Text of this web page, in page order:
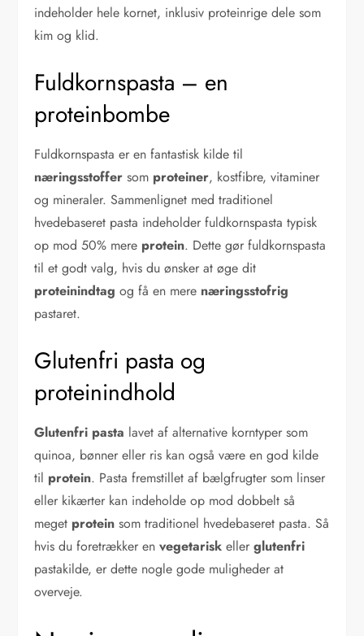
indeholder hele kornet, inklusiv proteinrige dele som
kim og klid.
Fuldkornspasta – en
proteinbombe
Fuldkornspasta er en fantastisk kilde til
næringsstoffer som proteiner, kostfibre, vitaminer
og mineraler. Sammenlignet med traditionel
hvedebaseret pasta indeholder fuldkornspasta typisk
op mod 50% mere protein. Dette gør fuldkornspasta
til et godt valg, hvis du ønsker at øge dit
proteinindtag og få en mere næringsstofrig
pastaret.
Glutenfri pasta og
proteinindhold
Glutenfri pasta lavet af alternative korntyper som
quinoa, bønner eller ris kan også være en god kilde
til protein. Pasta fremstillet af bælgfrugter som linser
eller kikærter kan indeholde op mod dobbelt så
meget protein som traditionel hvedebaseret pasta. Så
hvis du foretrækker envegetarisk ellerglutenfri
pastakilde, er dette nogle gode muligheder at
overveje.